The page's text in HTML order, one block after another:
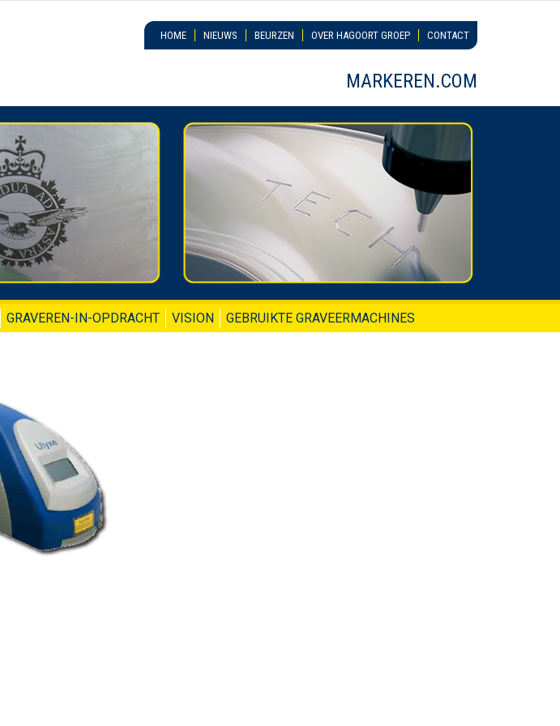
HOME NIEUWS BEURZEN OVER HAGOORT GROEP CONTACT
MARKEREN.COM
GRAVEREN-IN-OPDRACHT VISION GEBRUIKTE GRAVEERMACHINES